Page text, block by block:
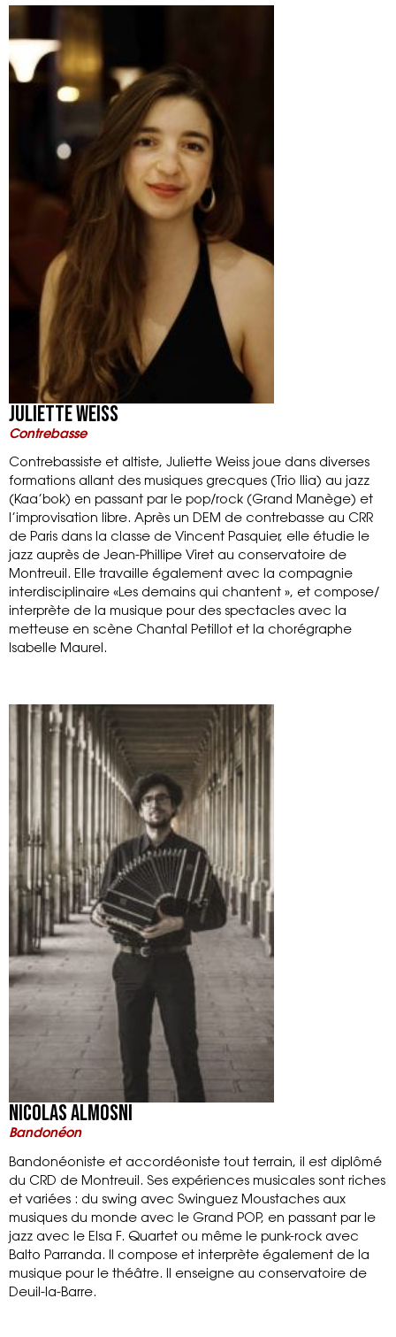
Juliette Weiss
Contrebasse
Contrebassiste et altiste, Juliette Weiss joue dans diverses
formations allant des musiques grecques (Trio Ilia) au jazz
(Kaa’bok) en passant par le pop/rock (Grand Manège) et
l’improvisation libre. Après un DEM de contrebasse au CRR
de Paris dans la classe de Vincent Pasquier, elle étudie le
jazz auprès de Jean-Phillipe Viret au conservatoire de
Montreuil. Elle travaille également avec la compagnie
interdisciplinaire «Les demains qui chantent », et compose/
interprète de la musique pour des spectacles avec la
metteuse en scène Chantal Petillot et la chorégraphe
Isabelle Maurel.
Nicolas Almosni
Bandonéon
Bandonéoniste et accordéoniste tout terrain, il est diplômé
du CRD de Montreuil. Ses expériences musicales sont riches
et variées : du swing avec Swinguez Moustaches aux
musiques du monde avec le Grand POP, en passant par le
jazz avec le Elsa F. Quartet ou même le punk-rock avec
Balto Parranda. Il compose et interprète également de la
musique pour le théâtre. Il enseigne au conservatoire de
Deuil-la-Barre.